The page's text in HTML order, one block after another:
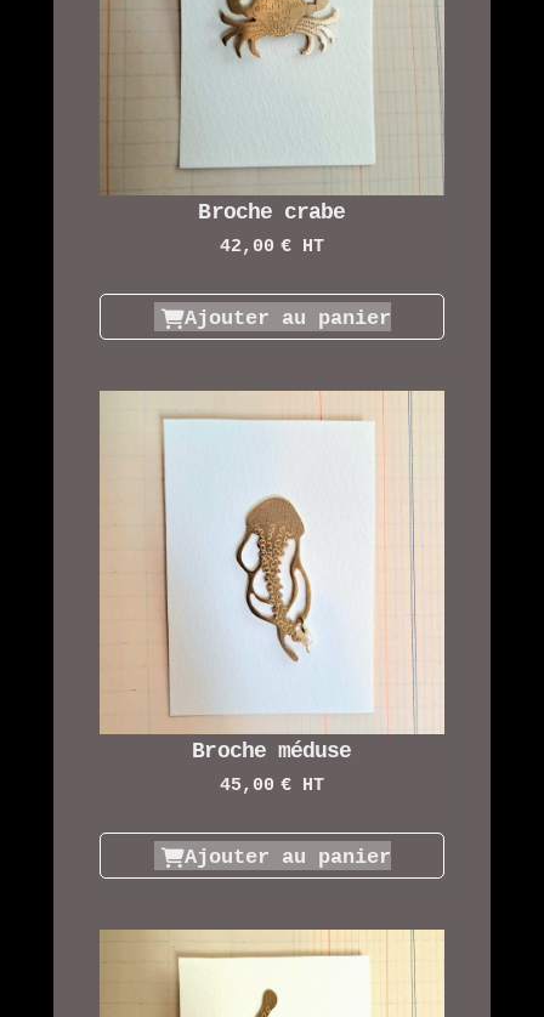
Broche crabe
42,00 € HT
Ajouter au panier
Broche méduse
45,00 € HT
Ajouter au panier